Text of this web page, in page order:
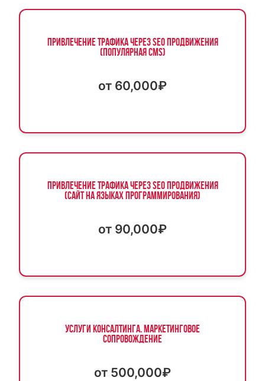
Привлечение трафика через SEO продвижения
(популярная CMS)
от 60,000₽
Привлечение трафика через SEO продвижения
(сайт на языках программирования)
от 90,000₽
Услуги консалтинга. Маркетинговое
сопровождение
от 500,000₽